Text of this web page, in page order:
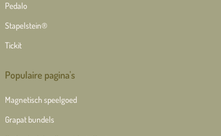
Pedalo
Stapelstein®
Tickit
Populaire pagina's
Magnetisch speelgoed
Grapat bundels